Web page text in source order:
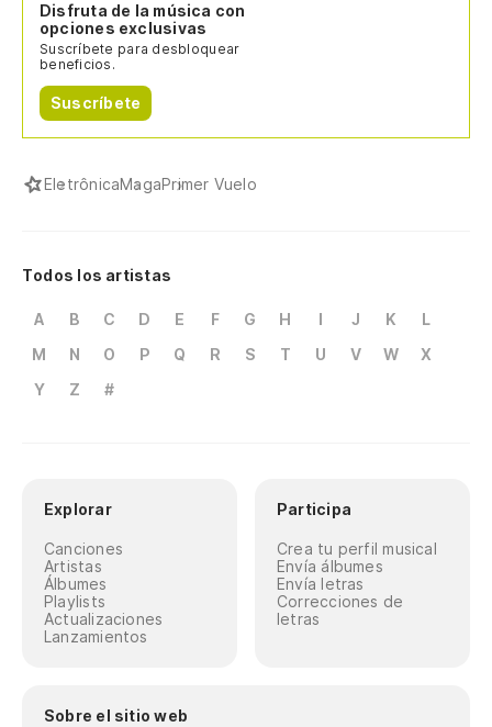
Disfruta de la música con
opciones exclusivas
Suscríbete para desbloquear
beneficios.
Suscríbete
EletrônicaMagaPrimer Vuelo
Todos los artistas
A B C D E F G H I J K
L
M
N O P Q R S T U V W
X
Y
Z #
Explorar
Canciones
Artistas
Álbumes
Playlists
Actualizaciones
Lanzamientos
Participa
Crea tu perfil musical
Envía álbumes
Envía letras
Correcciones de
letras
Sobre el sitio web